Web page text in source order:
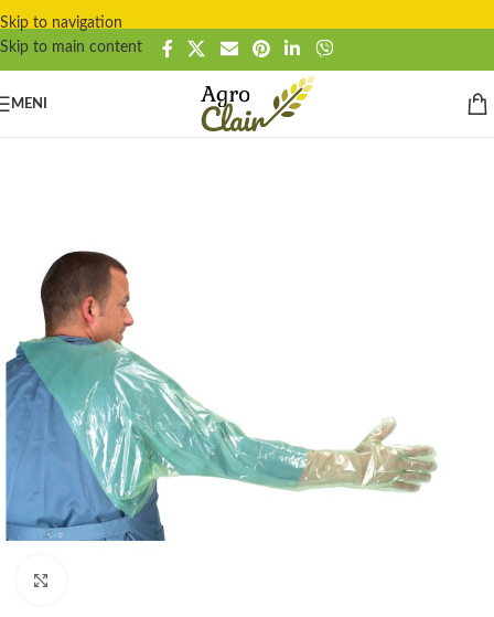
Skip to navigation
Skip to main content
MENI